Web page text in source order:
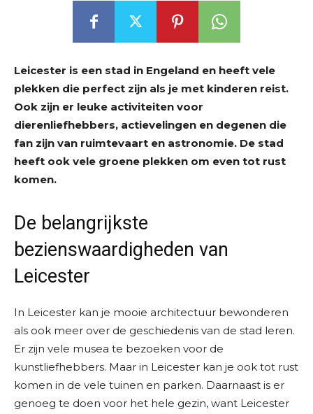
Leicester is een stad in Engeland en heeft vele
plekken die perfect zijn als je met kinderen reist.
Ook zijn er leuke activiteiten voor
dierenliefhebbers, actievelingen en degenen die
fan zijn van ruimtevaart en astronomie. De stad
heeft ook vele groene plekken om even tot rust
komen.
De belangrijkste
bezienswaardigheden van
Leicester
In Leicester kan je mooie architectuur bewonderen
als ook meer over de geschiedenis van de stad leren.
Er zijn vele musea te bezoeken voor de
kunstliefhebbers. Maar in Leicester kan je ook tot rust
komen in de vele tuinen en parken. Daarnaast is er
genoeg te doen voor het hele gezin, want Leicester